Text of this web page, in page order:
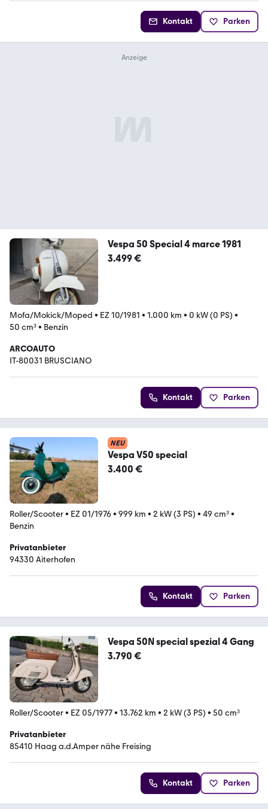
Kontakt Parken
Vespa 50 Special 4 marce 1981
3.499 €
Mofa/Mokick/Moped • EZ 10/1981 • 1.000 km • 0 kW (0 PS) •
50 cm³• Benzin
ARCOAUTO
IT-80031 BRUSCIANO
Kontakt Parken
NEU
Vespa V50 special
3.400 €
Roller/Scooter• EZ 01/1976• 999 km • 2 kW (3 PS) • 49 cm³•
Benzin
Privatanbieter
94330 Aiterhofen
Kontakt Parken
Vespa 50N special spezial 4 Gang
3.790 €
Roller/Scooter• EZ 05/1977• 13.762 km • 2 kW (3 PS) • 50 cm³
Privatanbieter
85410 Haag a.d.Amper nähe Freising
Kontakt Parken